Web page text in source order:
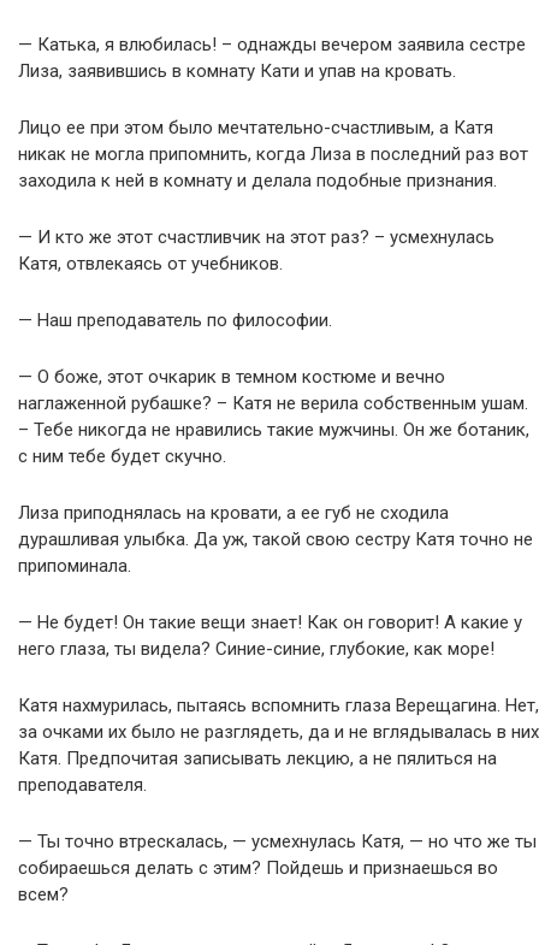
— Катька, я влюбилась! – однажды вечером заявила сестре
Лиза, заявившись в комнату Кати и упав на кровать.
Лицо ее при этом было мечтательно-счастливым, а Катя
никак не могла припомнить, когда Лиза в последний раз вот
заходила к ней в комнату и делала подобные признания.
— И кто же этот счастливчик на этот раз? – усмехнулась
Катя, отвлекаясь от учебников.
— Наш преподаватель по философии.
— О боже, этот очкарик в темном костюме и вечно
наглаженной рубашке? – Катя не верила собственным ушам.
– Тебе никогда не нравились такие мужчины. Он же ботаник,
с ним тебе будет скучно.
Лиза приподнялась на кровати, а ее губ не сходила
дурашливая улыбка. Да уж, такой свою сестру Катя точно не
припоминала.
— Не будет! Он такие вещи знает! Как он говорит! А какие у
него глаза, ты видела? Синие-синие, глубокие, как море!
Катя нахмурилась, пытаясь вспомнить глаза Верещагина. Нет,
за очками их было не разглядеть, да и не вглядывалась в них
Катя. Предпочитая записывать лекцию, а не пялиться на
преподавателя.
— Ты точно втрескалась, — усмехнулась Катя, — но что же ты
собираешься делать с этим? Пойдешь и признаешься во
всем?